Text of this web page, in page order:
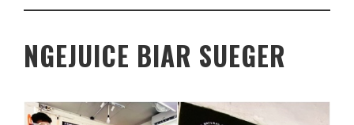
NGEJUICE BIAR SUEGER